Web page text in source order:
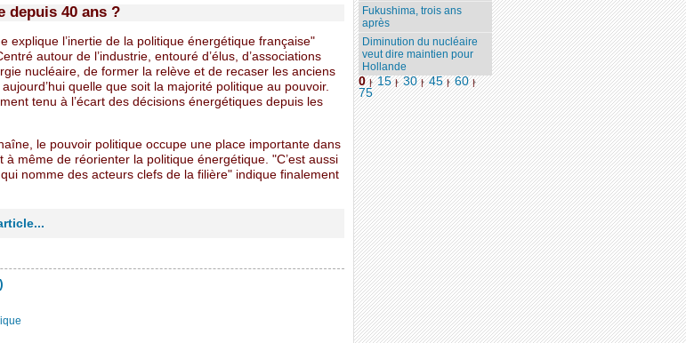
depuis 40 ans ?
explique l’inertie de la politique énergétique française"
autour de l’industrie, entouré d’élus, d’associations
nucléaire, de former la relève et de recaser les anciens
quelle que soit la majorité politique au pouvoir.
tenu à l’écart des décisions énergétiques depuis les
le pouvoir politique occupe une place importante dans
à même de réorienter la politique énergétique. "C’est aussi
nomme des acteurs clefs de la filière" indique finalement
Fukushima, trois ans
après
Diminution du nucléaire
veut dire maintien pour
Hollande
0 | 15 | 30 | 45 | 60 |
75